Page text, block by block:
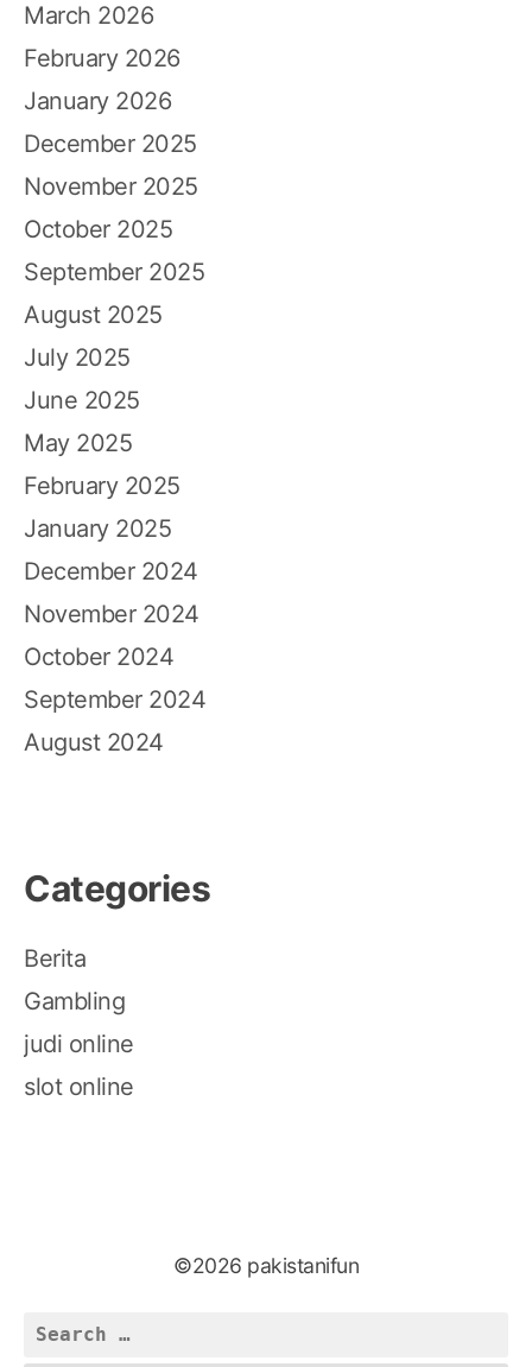
March 2026
February 2026
January 2026
December 2025
November 2025
October 2025
September 2025
August 2025
July 2025
June 2025
May 2025
February 2025
January 2025
December 2024
November 2024
October 2024
September 2024
August 2024
Categories
Berita
Gambling
judi online
slot online
©2026 pakistanifun
Search
for: